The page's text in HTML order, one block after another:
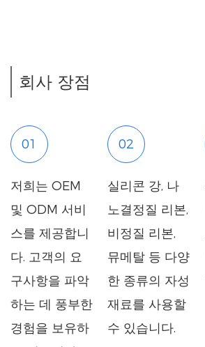
회사 장점
01
저희는 OEM
및 ODM 서비
스를 제공합니
다. 고객의 요
구사항을 파악
하는 데 풍부한
경험을 보유하
02
실리콘 강, 나
노결정질 리본,
비정질 리본,
뮤메탈 등 다양
한 종류의 자성
재료를 사용할
수 있습니다.